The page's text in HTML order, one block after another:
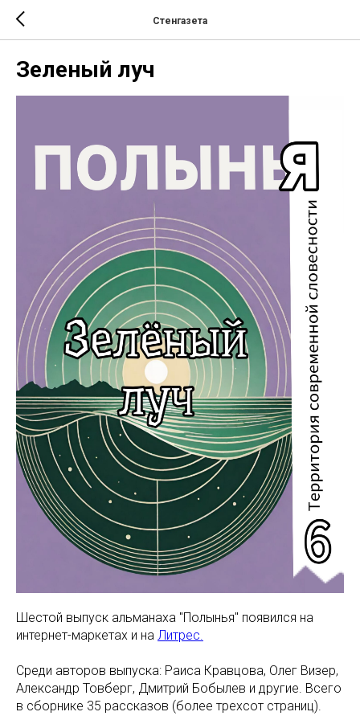
Стенгазета
Зеленый луч
Шестой выпуск альманаха "Полынья" появился на
интернет-маркетах и на Литрес.
Среди авторов выпуска: Раиса Кравцова, Олег Визер,
Александр Товберг, Дмитрий Бобылев и другие. Всего
в сборнике 35 рассказов (более трехсот страниц).